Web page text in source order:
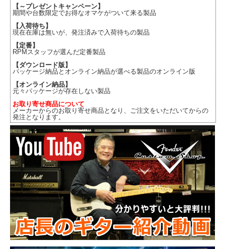
【～プレゼントキャンペーン】
期間や台数限定でお得なオマケがついて来る製品
【入荷待ち】
現在在庫は無いが、発注済みで入荷待ちの製品
【定番】
RPMスタッフが選んだ定番製品
【ダウンロード版】
パッケージ納品とオンライン納品が選べる製品のオンライン版
【オンライン納品】
元々パッケージが存在しない製品
お取り寄せ商品について
メーカーからのお取り寄せ商品となり、ご注文をいただいてからの
発注となります。